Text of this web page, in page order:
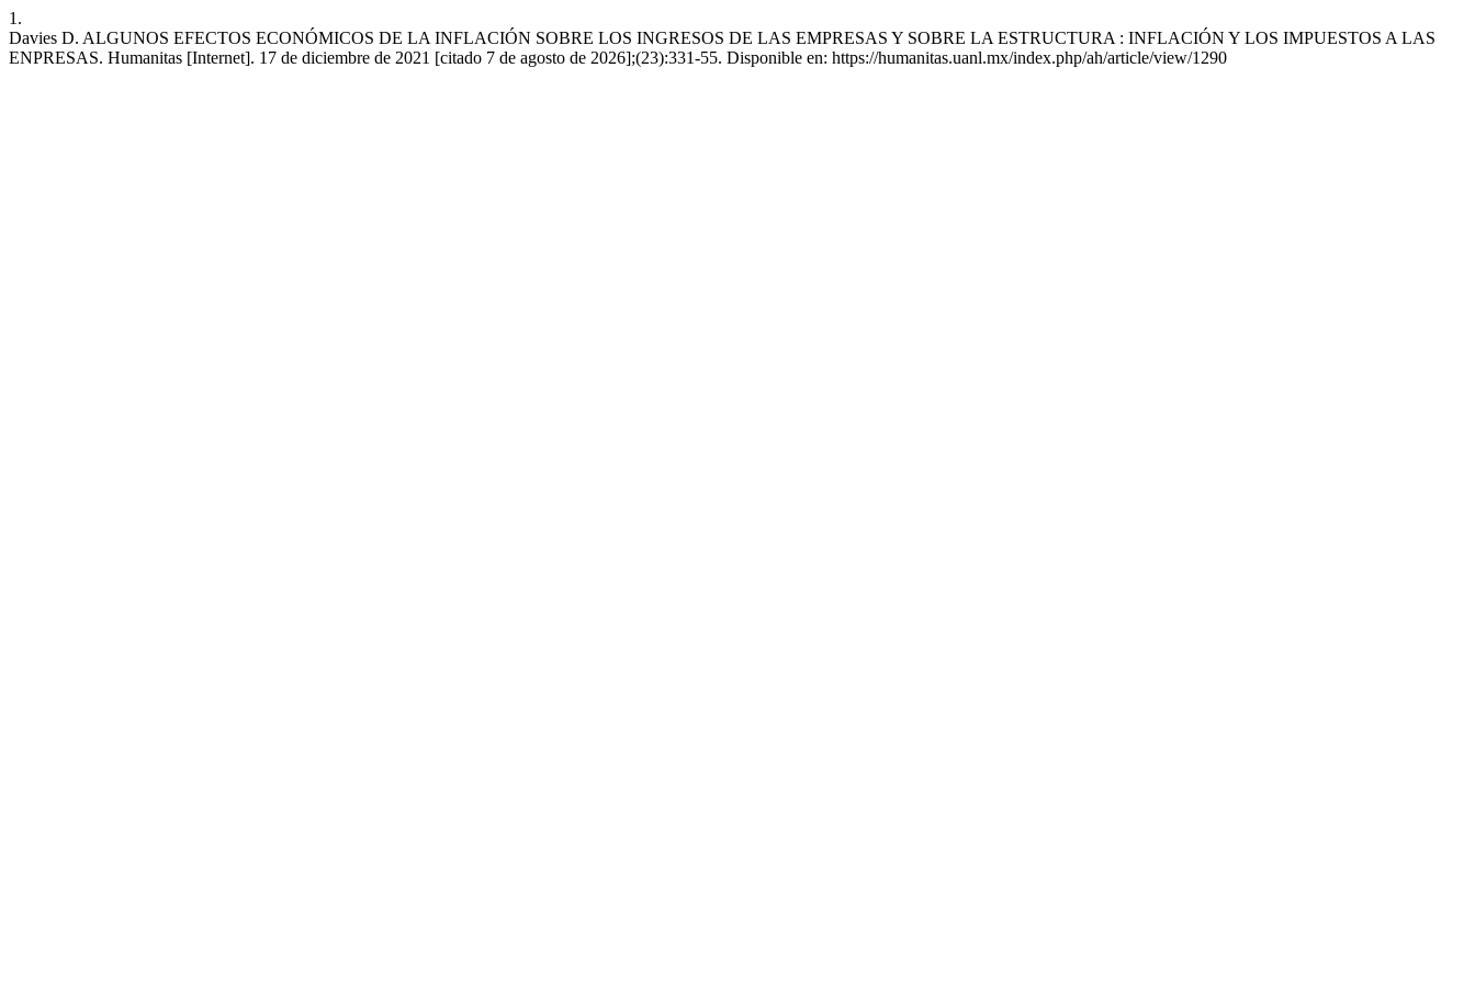
1.
Davies D. ALGUNOS EFECTOS ECONÓMICOS DE LA INFLACIÓN SOBRE LOS INGRESOS DE LAS EMPRESAS Y SOBRE LA ESTRUCTURA : INFLACIÓN Y LOS IMPUESTOS A LAS
ENPRESAS. Humanitas [Internet]. 17 de diciembre de 2021 [citado 7 de agosto de 2026];(23):331-55. Disponible en: https://humanitas.uanl.mx/index.php/ah/article/view/1290